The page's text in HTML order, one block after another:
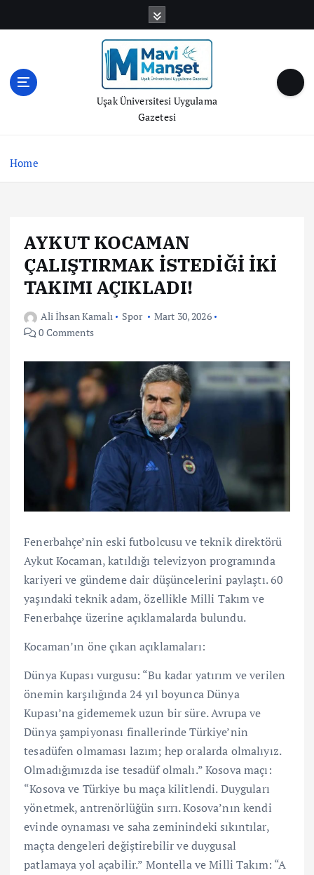
n
Uşak Üniversitesi Uygulama
Gazetesi
Home
AYKUT KOCAMAN
ÇALIŞTIRMAK İSTEDİĞİ İKİ
TAKIMI AÇIKLADI!
Ali İhsan Kamalı Spor
Mart 30, 2026
0 Comments
Fenerbahçe’nin eski futbolcusu ve teknik direktörü
Aykut Kocaman, katıldığı televizyon programında
kariyeri ve gündeme dair düşüncelerini paylaştı. 60
yaşındaki teknik adam, özellikle Milli Takım ve
Fenerbahçe üzerine açıklamalarda bulundu.
Kocaman’ın öne çıkan açıklamaları:
Dünya Kupası vurgusu: “Bu kadar yatırım ve verilen
önemin karşılığında 24 yıl boyunca Dünya
Kupası’na gidememek uzun bir süre. Avrupa ve
Dünya şampiyonası finallerinde Türkiye’nin
tesadüfen olmaması lazım; hep oralarda olmalıyız.
Olmadığımızda ise tesadüf olmalı.” Kosova maçı:
“Kosova ve Türkiye bu maça kilitlendi. Duyguları
yönetmek, antrenörlüğün sırrı. Kosova’nın kendi
evinde oynaması ve saha zeminindeki sıkıntılar,
maçta dengeleri değiştirebilir ve duygusal
patlamaya yol açabilir.” Montella ve Milli Takım: “A